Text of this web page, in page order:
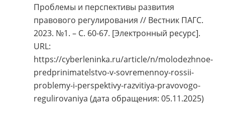
Проблемы и перспективы развития
правового регулирования // Вестник ПАГС.
2023. №1. – С. 60-67. [Электронный ресурс].
URL:
https://cyberleninka.ru/article/n/molodezhnoe-
predprinimatelstvo-v-sovremennoy-rossii-
problemy-i-perspektivy-razvitiya-pravovogo-
regulirovaniya (дата обращения: 05.11.2025)